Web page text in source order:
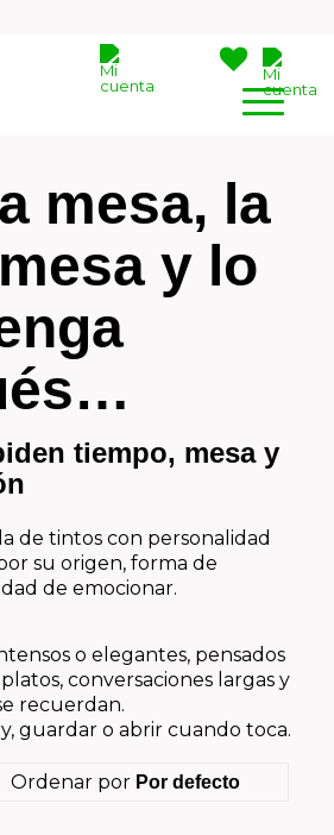
mesa, la
y lo
tiempo, mesa y
de tintos con personalidad
su origen, forma de
de emocionar.
o elegantes, pensados
conversaciones largas y
recuerdan.
guardar o abrir cuando toca.
Ordenar por Por defecto